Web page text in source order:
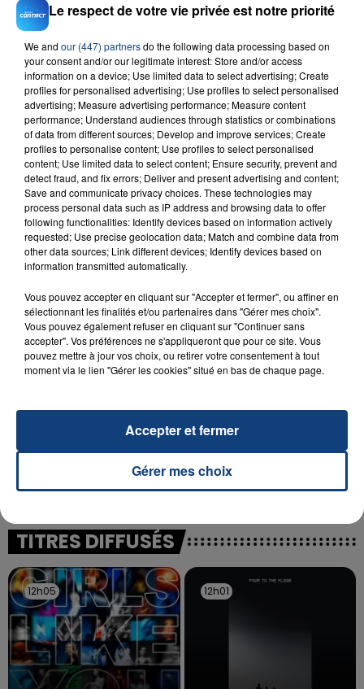
FIL D'ACTU
23 juillet 2026
INCENDIE MORTEL À LENS : UNE FEMME ET
SON BÉBÉ ENTRE LA VIE ET LA...
aspergé sa compagne et leur bébé de trois mois
d'un liquide inflammable.
UNE ADOLESCENTE DEVANT SE FAIRE
OPÉRER DE LA CHEVILLE RESSORT DE LA...
La famille a porté plainte contre la clinique qui a
excuses.
TITRES DIFFUSÉS
12h05
12h05 12h01
12h01
Le respect de votre vie privée est notre priorité
We and our (447) partnersdo the following data processing based on
your consent and/or our legitimate interest: Store and/or access
information on a device; Use limited data to select advertising; Create
profiles for personalised advertising; Use profiles to select personalised
advertising; Measure advertising performance; Measure content
performance; Understand audiences through statistics or combinations
of data from different sources; Develop and improve services; Create
profiles to personalise content; Use profiles to select personalised
content; Use limited data to select content; Ensure security, prevent and
detect fraud, and fix errors; Deliver and present advertising and content;
Save and communicate privacy choices. These technologies may
process personal data such as IP address and browsing data to offer
following functionalities: Identify devices based on information actively
requested; Use precise geolocation data; Match and combine data from
other data sources; Link different devices; Identify devices based on
information transmitted automatically.
Vous pouvez accepter en cliquant sur "Accepter et fermer", ou affiner en
sélectionnant les finalités et/ou partenaires dans "Gérer mes choix".
Vous pouvez également refuser en cliquant sur "Continuer sans
accepter". Vos préférences ne s'appliqueront que pour ce site. Vous
pouvez mettre à jour vos choix, ou retirer votre consentement à tout
moment via le lien "Gérer les cookies" situé en bas de chaque page.
Gérer mes choix
Accepter et fermer